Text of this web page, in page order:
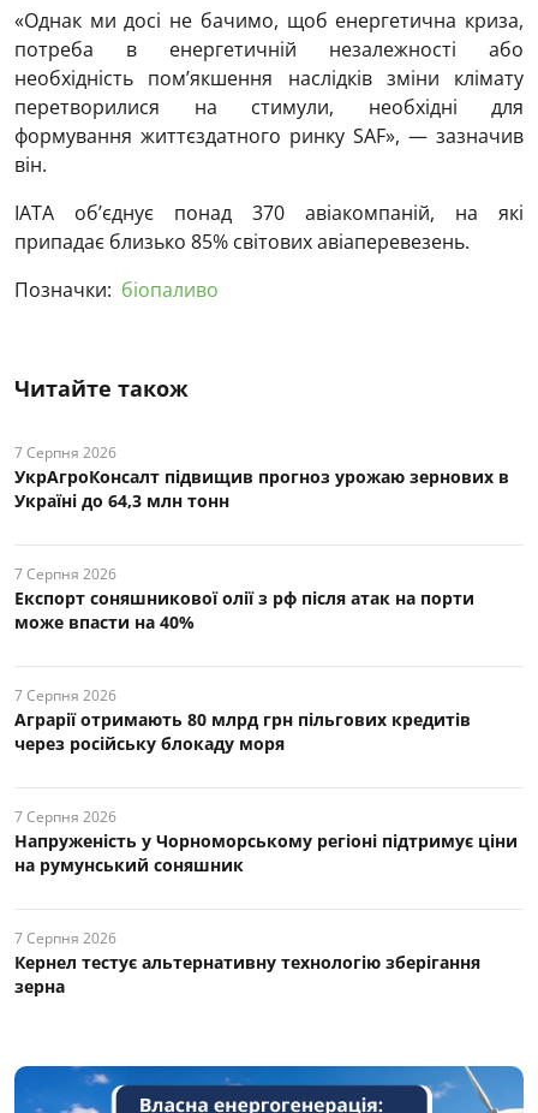
«Однак ми досі не бачимо, щоб енергетична криза,
потреба в енергетичній незалежності або
необхідність пом’якшення наслідків зміни клімату
перетворилися на стимули, необхідні для
формування життєздатного ринку SAF», — зазначив
він.
IATA об’єднує понад 370 авіакомпаній, на які
припадає близько 85% світових авіаперевезень.
Позначки: біопаливо
Читайте також
7 Серпня 2026
УкрАгроКонсалт підвищив прогноз урожаю зернових в
Україні до 64,3 млн тонн
7 Серпня 2026
Експорт соняшникової олії з рф після атак на порти
може впасти на 40%
7 Серпня 2026
Аграрії отримають 80 млрд грн пільгових кредитів
через російську блокаду моря
7 Серпня 2026
Напруженість у Чорноморському регіоні підтримує ціни
на румунський соняшник
7 Серпня 2026
Кернел тестує альтернативну технологію зберігання
зерна